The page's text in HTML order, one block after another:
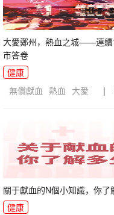
大愛鄭州，熱血之城——連續
市答卷
健康
無償獻血
熱血 大愛 |
關于獻血的N個小知識，你了
健康